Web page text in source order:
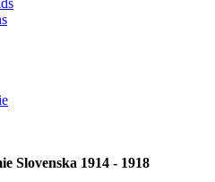
Slovenska 1914 - 1918